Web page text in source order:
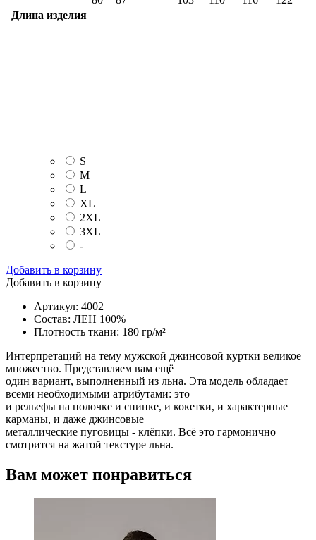
Длина изделия
S
M
L
XL
2XL
3XL
-
Добавить в корзину
Добавить в корзину
Артикул: 4002
Состав: ЛЕН 100%
Плотность ткани: 180 гр/м²
Интерпретаций на тему мужской джинсовой куртки великое
множество. Представляем вам ещё
один вариант, выполненный из льна. Эта модель обладает
всеми необходимыми атрибутами: это
и рельефы на полочке и спинке, и кокетки, и характерные
карманы, и даже джинсовые
металлические пуговицы - клёпки. Всё это гармонично
смотрится на жатой текстуре льна.
Вам может понравиться